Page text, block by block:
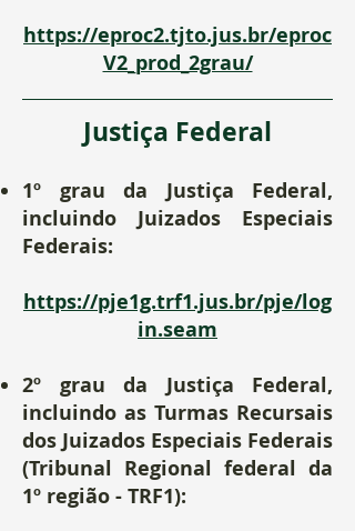
https://eproc2.tjto.jus.br/eproc
V2_prod_2grau/
Justiça Federal
1º grau da Justiça Federal,
incluindo Juizados Especiais
Federais:
https://pje1g.trf1.jus.br/pje/log
in.seam
2º grau da Justiça Federal,
incluindo as Turmas Recursais
dos Juizados Especiais Federais
(Tribunal Regional federal da
1º região - TRF1):